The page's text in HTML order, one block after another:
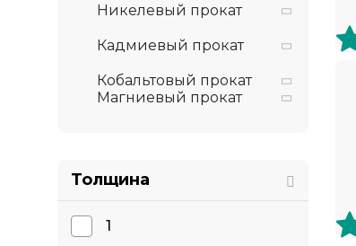
Никелевый прокат
Кадмиевый прокат
Кобальтовый прокат
Магниевый прокат
Толщина
1